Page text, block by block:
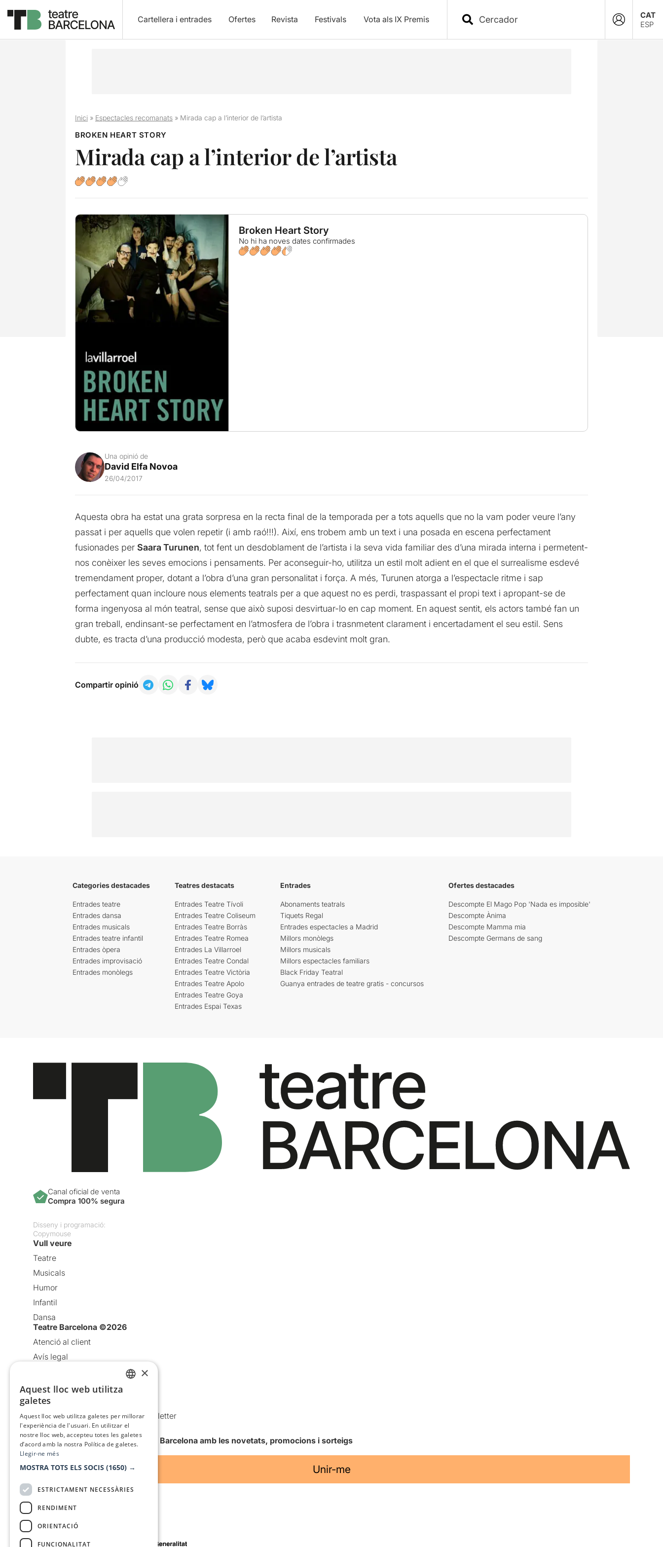
Cartellera i entrades Ofertes Revista Festivals Vota als IX Premis
CAT
ESP
Inici» Espectacles recomanats» Mirada cap a l’interior de l’artista
BROKEN HEART STORY
Mirada cap a l’interior de l’artista
Broken Heart Story
No hi ha noves dates confirmades
Una opinió de
David Elfa Novoa
26/04/2017
Aquesta obra ha estat una grata sorpresa en la recta final de la temporada per a tots aquells que no la vam poder veure l’any
passat i per aquells que volen repetir (i amb raó!!!). Així, ens trobem amb un text i una posada en escena perfectament
fusionades per Saara Turunen, tot fent un desdoblament de l’artista i la seva vida familiar des d’una mirada interna i permetent-
nos conèixer les seves emocions i pensaments. Per aconseguir-ho, utilitza un estil molt adient en el que el surrealisme esdevé
tremendament proper, dotant a l’obra d’una gran personalitat i força. A més, Turunen atorga a l’espectacle ritme i sap
perfectament quan incloure nous elements teatrals per a que aquest no es perdi, traspassant el propi text i apropant-se de
forma ingenyosa al món teatral, sense que això suposi desvirtuar-lo en cap moment. En aquest sentit, els actors també fan un
gran treball, endinsant-se perfectament en l’atmosfera de l’obra i trasnmetent clarament i encertadament el seu estil. Sens
dubte, es tracta d’una producció modesta, però que acaba esdevint molt gran.
Compartir opinió
Categories destacades
Entrades teatre
Entrades dansa
Entrades musicals
Entrades teatre infantil
Entrades òpera
Entrades improvisació
Entrades monòlegs
Teatres destacats
Entrades Teatre Tívoli
Entrades Teatre Coliseum
Entrades Teatre Borràs
Entrades Teatre Romea
Entrades La Villarroel
Entrades Teatre Condal
Entrades Teatre Victòria
Entrades Teatre Apolo
Entrades Teatre Goya
Entrades Espai Texas
Entrades
Abonaments teatrals
Tiquets Regal
Entrades espectacles a Madrid
Millors monòlegs
Millors musicals
Millors espectacles familiars
Black Friday Teatral
Guanya entrades de teatre gratis - concursos
Ofertes destacades
Descompte El Mago Pop 'Nada es imposible'
Descompte Ànima
Descompte Mamma mia
Descompte Germans de sang
Canal oficial de venta
Compra 100% segura
Disseny i programació:
Copymouse
Vull veure
Teatre
Musicals
Humor
Infantil
Dansa
Teatre Barcelona ©2026
Atenció al client
Avís legal
Política de cookies
Condicions d’ús
Comunicacions comercials i Newsletter
Anuncia’t
Vull rebre la newsletter de Teatre Barcelona amb les novetats, promocions i sorteigs
Unir-me
Amb el suport de
×
Aquest lloc web utilitza
galetes
Aquest lloc web utilitza galetes per millorar
l'experiència de l'usuari. En utilitzar el
nostre lloc web, accepteu totes les galetes
d’acord amb la nostra Política de galetes.
Llegir-ne més
MOSTRA TOTS ELS SOCIS (1650) →
ESTRICTAMENT NECESSÀRIES
RENDIMENT
ORIENTACIÓ
FUNCIONALITAT